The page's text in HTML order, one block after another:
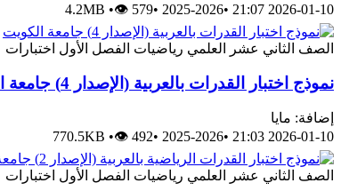
2026-01-10 21:07
•
2025-2026
•
4.2MB •👁 579
الصف الثاني عشر العلمي رياضيات الفصل الأول اختبارات
نموذج اختبار القدرات بالعربية (الإصدار 4) جامعة الكويت
إضافة: مايا
2026-01-10 21:03
•
2025-2026
•
770.5KB •👁 492
الصف الثاني عشر العلمي رياضيات الفصل الأول اختبارات